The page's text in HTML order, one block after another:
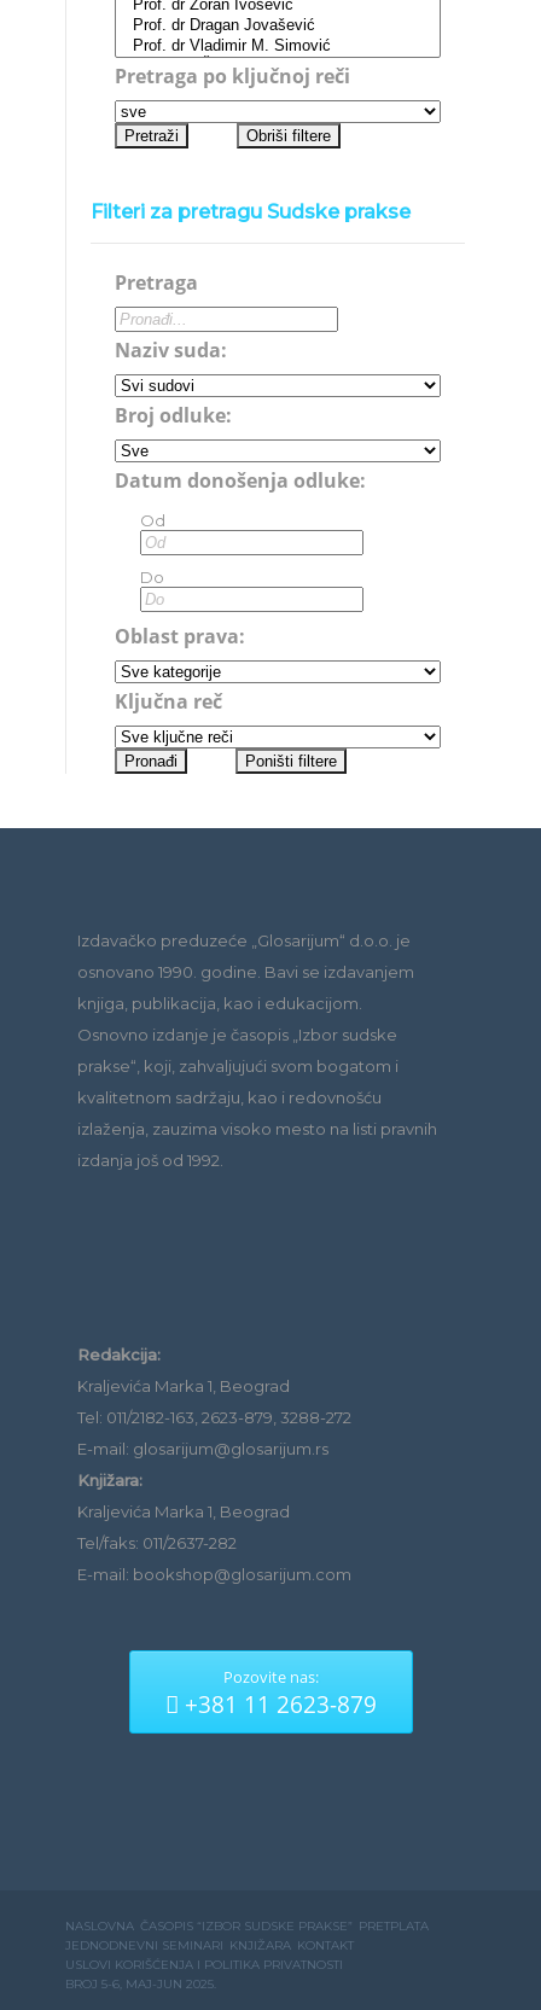
Pretraga po ključnoj reči
Filteri za pretragu Sudske prakse
Pretraga
Naziv suda:
Broj odluke:
Datum donošenja odluke:
Od
Do
Oblast prava:
Ključna reč
Izdavačko preduzeće „Glosarijum“ d.o.o. je
osnovano 1990. godine. Bavi se izdavanjem
knjiga, publikacija, kao i edukacijom.
Osnovno izdanje je časopis „Izbor sudske
prakse“, koji, zahvaljujući svom bogatom i
kvalitetnom sadržaju, kao i redovnošću
izlaženja, zauzima visoko mesto na listi pravnih
izdanja još od 1992.
Redakcija:
Kraljevića Marka 1, Beograd
Tel: 011/2182-163, 2623-879, 3288-272
E-mail: glosarijum@glosarijum.rs
Knjižara:
Kraljevića Marka 1, Beograd
Tel/faks: 011/2637-282
E-mail: bookshop@glosarijum.com
Pozovite nas:
+381 11 2623-879
NASLOVNA ČASOPIS “IZBOR SUDSKE PRAKSE” PRETPLATA
JEDNODNEVNI SEMINARI KNJIŽARA KONTAKT
USLOVI KORIŠĆENJA I POLITIKA PRIVATNOSTI
BROJ 5-6, MAJ-JUN 2025.